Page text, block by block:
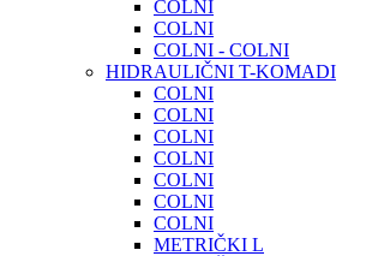
COLNI
COLNI
COLNI - COLNI
HIDRAULIČNI T-KOMADI
COLNI
COLNI
COLNI
COLNI
COLNI
COLNI
COLNI
METRIČKI L